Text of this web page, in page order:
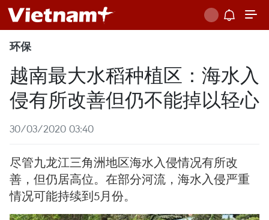
环保
越南最大水稻种植区：海水入
侵有所改善但仍不能掉以轻心
30/03/2020 03:40
尽管九龙江三角洲地区海水入侵情况有所改
善，但仍居高位。在部分河流，海水入侵严重
情况可能持续到5月份。